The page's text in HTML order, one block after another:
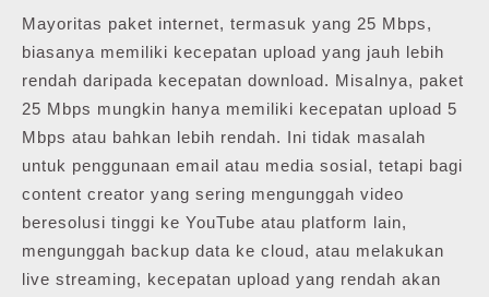
Mayoritas paket internet, termasuk yang 25 Mbps,
biasanya memiliki kecepatan upload yang jauh lebih
rendah daripada kecepatan download. Misalnya, paket
25 Mbps mungkin hanya memiliki kecepatan upload 5
Mbps atau bahkan lebih rendah. Ini tidak masalah
untuk penggunaan email atau media sosial, tetapi bagi
content creator yang sering mengunggah video
beresolusi tinggi ke YouTube atau platform lain,
mengunggah backup data ke cloud, atau melakukan
live streaming, kecepatan upload yang rendah akan